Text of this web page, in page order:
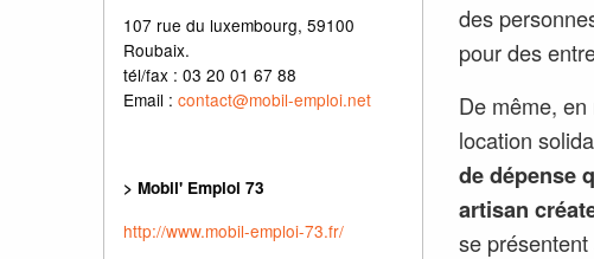
107 rue du luxembourg, 59100
Roubaix.
tél/fax : 03 20 01 67 88
Email : contact@mobil-emploi.net
> Mobil' Emploi 73
http://www.mobil-emploi-73.fr/
des
pour des
De même,
location
de dépense
artisan
se